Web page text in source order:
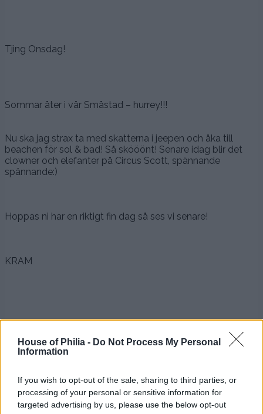
House of Philia - Do Not Process My Personal
Information
If you wish to opt-out of the sale, sharing to third parties, or
processing of your personal or sensitive information for
targeted advertising by us, please use the below opt-out
Tjing Onsdag!
Sommar åter i vår Småstad – hurrey!!!
Nu ska jag strax ta med skatterna i jeepen och åka till
beachen för sol & bad! Så skööönt! Senare idag blir det
clowner och elefanter på Circus Scott, spännande
spännande:)
Hoppas ni har en riktigt fin dag så ses vi senare!
KRAM
.
Share this article - choose your platform:
ETT LITET TIPS